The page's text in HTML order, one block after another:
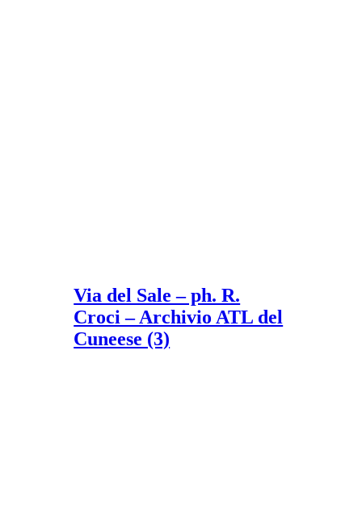
Via del Sale – ph. R.
Croci – Archivio ATL del
Cuneese (3)